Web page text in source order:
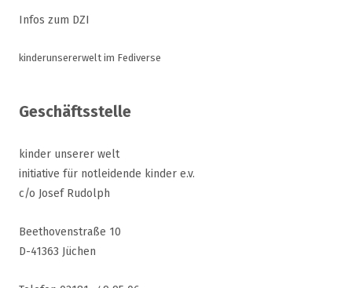
Infos zum DZI
kinderunsererwelt im Fediverse
Geschäftsstelle
kinder unserer welt
initiative für notleidende kinder e.v.
c/o Josef Rudolph
Beethovenstraße 10
D-41363 Jüchen